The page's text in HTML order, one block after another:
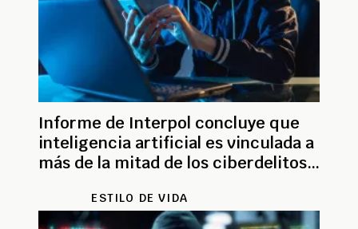
Informe de Interpol concluye que
inteligencia artificial es vinculada a
más de la mitad de los ciberdelitos
ESTILO DE VIDA